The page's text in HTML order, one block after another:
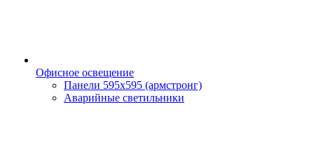
Офисное освещение
Панели 595х595 (армстронг)
Аварийные светильники